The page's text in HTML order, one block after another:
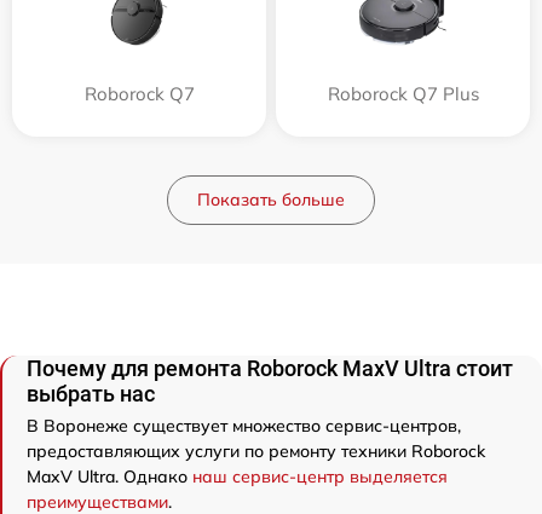
Roborock Q7 Roborock Q7 Plus
Показать больше
Почему для ремонта Roborock MaxV Ultra стоит
выбрать нас
В Воронеже существует множество сервис-центров,
предоставляющих услуги по ремонту техники Roborock
MaxV Ultra. Однако наш сервис-центр выделяется
преимуществами.